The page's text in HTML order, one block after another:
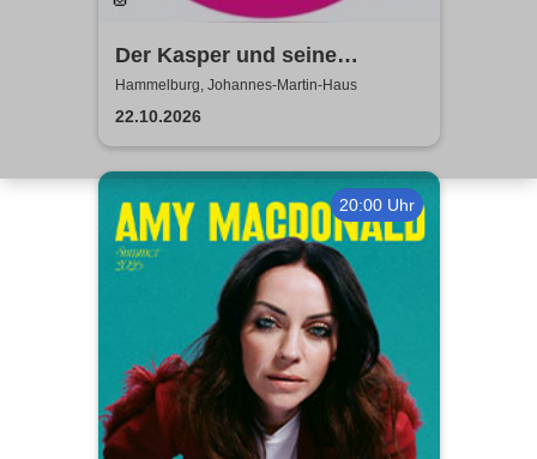
Der Kasper und seine
Freunde kommen zu euch!
frabe-figurentheater
Hammelburg, Johannes-Martin-Haus
22.10.2026
20:00 Uhr